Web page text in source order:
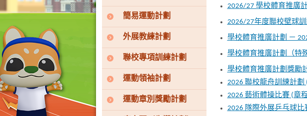
簡易運動計劃
外展教練計劃
聯校專項訓練計劃
運動領袖計劃
運動章別獎勵計劃
2026/27 學校體育推廣
2026/27年度聯校壁球
學校體育推廣計劃 －
學校體育推廣計劃（特
學校體育推廣計劃獎勵
2026 聯校龍舟訓練計劃
2026 藝術體操比賽 (章
2026 隊際外展乒乓球比